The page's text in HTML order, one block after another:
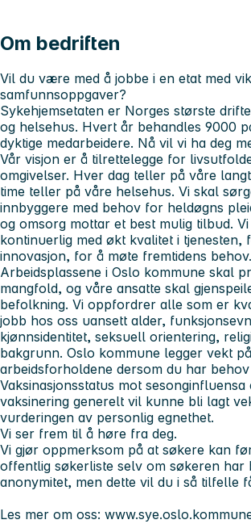
Om bedriften
Vil du være med å jobbe i en etat med
samfunnsoppgaver?
Sykehjemsetaten er Norges største
og helsehus. Hvert år behandles 9000
dyktige medarbeidere. Nå vil vi ha deg
Vår visjon er å tilrettelegge for
omgivelser. Hver dag teller på våre
time teller på våre helsehus. Vi skal
innbyggere med behov for heldøgns
og omsorg mottar et best mulig tilbud.
kontinuerlig med økt kvalitet i tjenesten,
innovasjon, for å møte fremtidens behov.
Arbeidsplassene i Oslo kommune skal
mangfold, og våre ansatte skal
befolkning. Vi oppfordrer alle som er
jobb hos oss uansett alder,
kjønnsidentitet, seksuell orientering,
bakgrunn. Oslo kommune legger vekt
arbeidsforholdene dersom du har
Vaksinasjonsstatus mot
vaksinering generelt vil kunne bli lagt
vurderingen av personlig egnethet.
Vi ser frem til å høre fra deg.
Vi gjør oppmerksom på at søkere kan
offentlig søkerliste selv om søkeren har
anonymitet, men dette vil du i så tilfelle
Les mer om oss: